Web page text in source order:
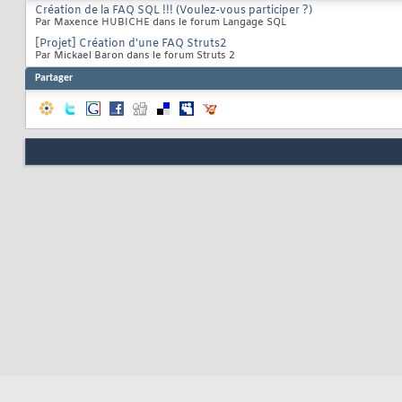
Création de la FAQ SQL !!! (Voulez-vous participer ?)
Par Maxence HUBICHE dans le forum Langage SQL
[Projet] Création d'une FAQ Struts2
Par Mickael Baron dans le forum Struts 2
Partager